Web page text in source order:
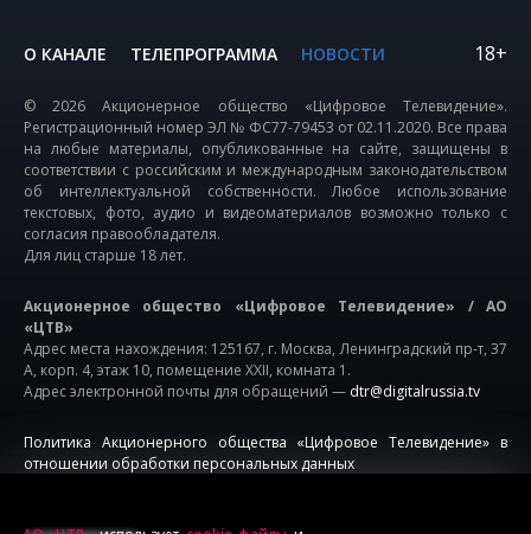
О КАНАЛЕ ТЕЛЕПРОГРАММА НОВОСТИ 18+
© 2026 Акционерное общество «Цифровое Телевидение».
Регистрационный номер ЭЛ № ФС77-79453 от 02.11.2020. Все права
на любые материалы, опубликованные на сайте, защищены в
соответствии с российским и международным законодательством
об интеллектуальной собственности. Любое использование
текстовых, фото, аудио и видеоматериалов возможно только с
согласия правообладателя.
Для лиц старше 18 лет.
Акционерное общество «Цифровое Телевидение» / АО
«ЦТВ»
Адрес места нахождения: 125167, г. Москва, Ленинградский пр-т, 37
А, корп. 4, этаж 10, помещение XXII, комната 1.
Адрес электронной почты для обращений — dtr@digitalrussia.tv
Политика Акционерного общества «Цифровое Телевидение» в
отношении обработки персональных данных